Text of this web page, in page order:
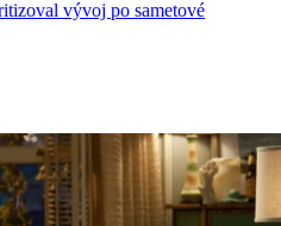
vývoj po sametové